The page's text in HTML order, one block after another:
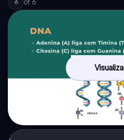
6 of 6